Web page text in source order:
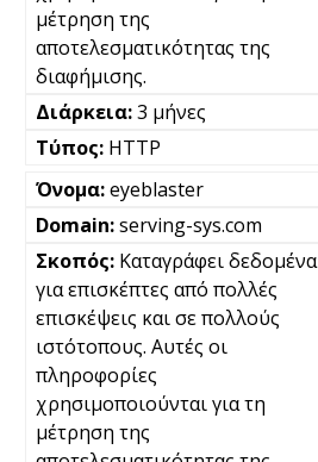
μέτρηση της
αποτελεσματικότητας της
διαφήμισης.
3 μήνες
HTTP
eyeblaster
serving-sys.com
Καταγράφει δεδομένα
για επισκέπτες από πολλές
επισκέψεις και σε πολλούς
ιστότοπους. Αυτές οι
πληροφορίες
χρησιμοποιούνται για τη
μέτρηση της